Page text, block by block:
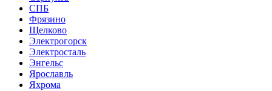
СПБ
Фрязино
Щелково
Электрогорск
Электросталь
Энгельс
Ярославль
Яхрома